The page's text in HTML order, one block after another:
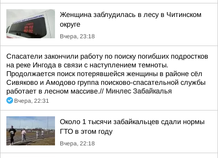
Женщина заблудилась в лесу в Читинском
округе
Вчера, 23:18
Спасатели закончили работу по поиску погибших подростков
на реке Ингода в связи с наступлением темноты.
Продолжается поиск потерявшейся женщины в районе сёл
Сивяково и Амодово группа поисково-спасательной службы
работает в лесном массиве.// Минлес Забайкалья
Вчера, 22:31
Около 1 тысячи забайкальцев сдали нормы
ГТО в этом году
Вчера, 22:18